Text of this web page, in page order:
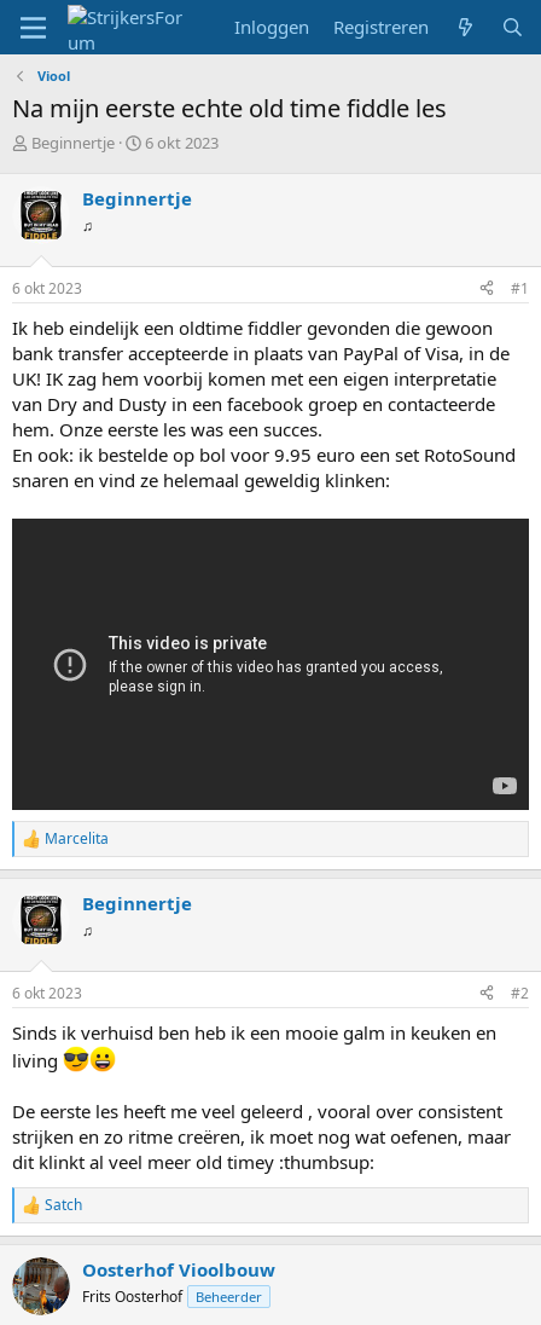
Inloggen Registreren
Viool
Na mijn eerste echte old time fiddle les
T
i
c
t
a
t
e
r
Beginnertje
S
r
a
m
6 okt 2023
Beginnertje
♫
6 okt 2023 #1
Ik heb eindelijk een oldtime fiddler gevonden die gewoon
bank transfer accepteerde in plaats van PayPal of Visa, in de
UK! IK zag hem voorbij komen met een eigen interpretatie
van Dry and Dusty in een facebook groep en contacteerde
hem. Onze eerste les was een succes.
En ook: ik bestelde op bol voor 9.95 euro een set RotoSound
snaren en vind ze helemaal geweldig klinken:
W
a
r
d
e
n
e
n
Marcelita
Beginnertje
♫
6 okt 2023 #2
Sinds ik verhuisd ben heb ik een mooie galm in keuken en
living
De eerste les heeft me veel geleerd , vooral over consistent
strijken en zo ritme creëren, ik moet nog wat oefenen, maar
dit klinkt al veel meer old timey :thumbsup:
W
a
r
d
e
Satch
Oosterhof Vioolbouw
Frits Oosterhof Beheerder